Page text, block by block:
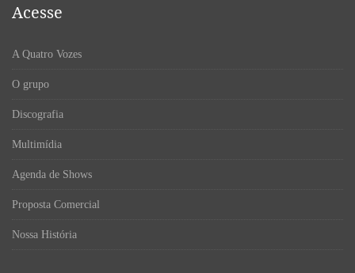
Acesse
A Quatro Vozes
O grupo
Discografia
Multimídia
Agenda de Shows
Proposta Comercial
Nossa História